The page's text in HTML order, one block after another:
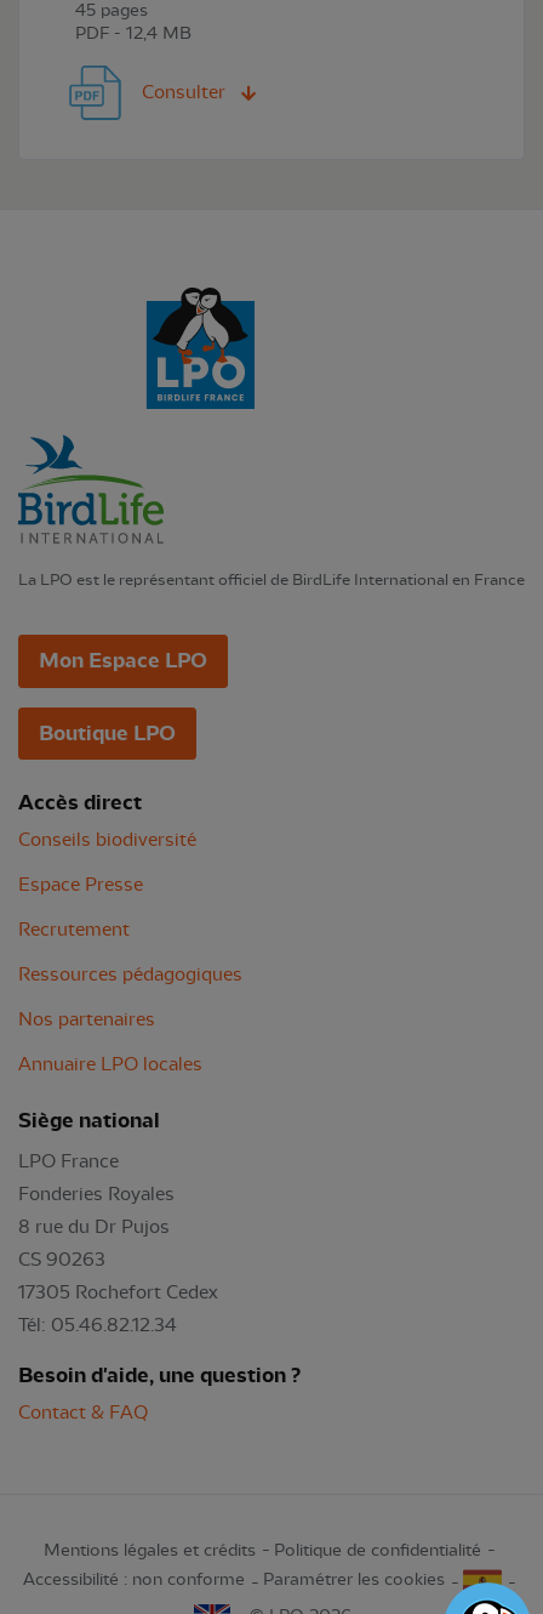
45 pages
PDF - 12,4 MB
Consulter
La LPO est le représentant officiel de BirdLife International en France
Mon Espace LPO
Boutique LPO
Accès direct
Conseils biodiversité
Espace Presse
Recrutement
Ressources pédagogiques
Nos partenaires
Annuaire LPO locales
Siège national
LPO France
Fonderies Royales
8 rue du Dr Pujos
CS 90263
17305 Rochefort Cedex
Tél: 05.46.82.12.34
Besoin d'aide, une question ?
Contact & FAQ
Mentions légales et crédits
Politique de confidentialité
Accessibilité : non conforme
Paramétrer les cookies